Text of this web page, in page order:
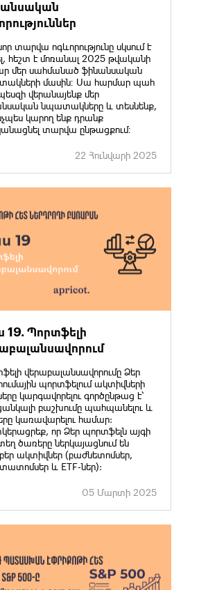
տարվա ոգևորությունը սկսում է
հեշտ է մոռանալ 2025 թվականի
մեր սահմանած ֆինանսական
մասին։ Սա հարմար պահ
վերանայենք մեր
նպատակները և տեսնենք,
կարող ենք դրանք
տարվա ընթացքում։
22 Հունվարի 2025
19. Պորտֆելի
վերաբալանսավորումը Ձեր
պորտֆելում ակտիվների
կարգավորելու գործընթաց է՝
բաշխումը պահպանելու և
կառավարելու համար:
որ Ձեր պորտֆելն այգի
ծառերը ներկայացնում են
ակտիվներ (բաժնետոմսեր,
և ETF-ներ):
05 Մարտի 2025